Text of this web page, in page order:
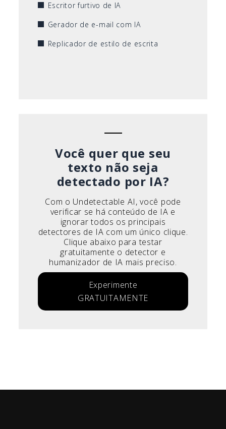
Escritor furtivo de IA
Gerador de e-mail com IA
Replicador de estilo de escrita
Você quer que seu
texto não seja
detectado por IA?
Com o Undetectable AI, você pode
verificar se há conteúdo de IA e
ignorar todos os principais
detectores de IA com um único clique.
Clique abaixo para testar
gratuitamente o detector e
humanizador de IA mais preciso.
Experimente
GRATUITAMENTE